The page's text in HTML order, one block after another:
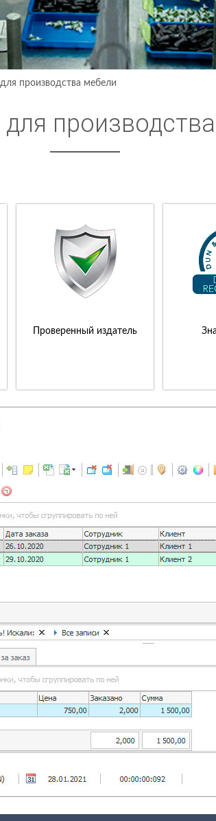
производства мебели
Проверенный издатель